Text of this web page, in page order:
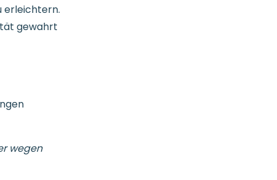
erleichtern.
gewahrt
wegen